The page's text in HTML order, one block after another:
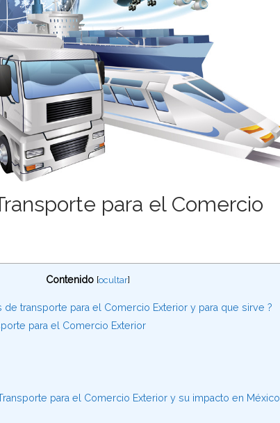
para el Comercio
Contenido [ocultar]
transporte para el Comercio Exterior y para que sirve ?
para el Comercio Exterior
para el Comercio Exterior y su impacto en México